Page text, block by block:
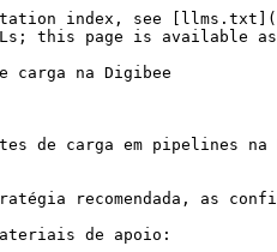
cargas abaixo da média.

### **Warm up em novas réplicas**

Cada teste incremental tem como objetivo identificar limites e ajustar o dimensionamento horizontal (réplicas) ou vertical (tamanho do pipeline). Ao aumentar réplicas, desconsidere a primeira execução, pois ela ativa o processo de *warm up* nas novas réplicas, o que distorce a análise de desempenho.

### **Custos do teste de carga**

O custo depende do modelo de licenciamento utilizado ([Modelos de licenciamento](/documentation/licensing/pt-br/licensing-models/licensing-main-concepts.md)):

* **Baseado em pipeline (Licenças):** Produção e Teste consomem o mesmo pacote.
* **Baseado em subscription (RTUs):** Produção e Teste consomem pacotes diferentes.
* **Baseado em consumo (Créditos):** Baseado no uso real; testes de carga podem **consumir créditos rapidamente** devido ao grande volume de requisições.

### **Envolvimento do time da Digibee**

O teste de carga deve contar com o acompanhamento do time da Digibee a partir da **Fase 2**, garantindo suporte durante a execução e realização de ajustes necessários. Mais informações estão no tópico [Fase 2: Preparação do ambiente de teste](#fase-2-preparacao-do-ambiente-de-teste).

## **Fase 1: Planejamento dos testes**

Um plano de testes é essencial para avaliar o ambiente, executar os cenários, analisar resultados e concluir o teste com sucesso.

{% hint style="info" %}
Recomendamos que faça o download da [Planilha de Plano de Testes](#template-de-planilha-de-plano-de-testes), que servirá como apoio para elaboração e documentação do teste de carga.
{% endhint %}

### **Parâmetros de